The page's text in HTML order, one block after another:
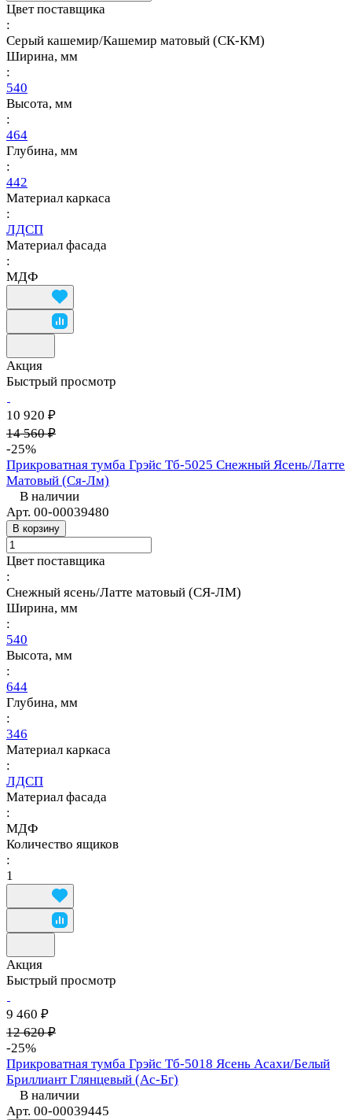
Цвет поставщика
:
Серый кашемир/Кашемир матовый (СК-КМ)
Ширина, мм
:
540
Высота, мм
:
464
Глубина, мм
:
442
Материал каркаса
:
ЛДСП
Материал фасада
:
МДФ
Акция
Быстрый просмотр
10 920 ₽
14 560 ₽
-25%
Прикроватная тумба Грэйс Тб-5025 Снежный Ясень/Латте
Матовый (Ся-Лм)
В наличии
Арт. 00-00039480
В корзину
Цвет поставщика
:
Снежный ясень/Латте матовый (СЯ-ЛМ)
Ширина, мм
:
540
Высота, мм
:
644
Глубина, мм
:
346
Материал каркаса
:
ЛДСП
Материал фасада
:
МДФ
Количество ящиков
:
1
Акция
Быстрый просмотр
9 460 ₽
12 620 ₽
-25%
Прикроватная тумба Грэйс Тб-5018 Ясень Асахи/Белый
Бриллиант Глянцевый (Ас-Бг)
В наличии
Арт. 00-00039445